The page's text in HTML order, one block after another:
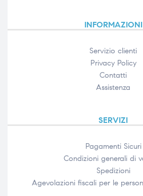
INFORMAZIONI
Servizio clienti
Privacy Policy
Contatti
Assistenza
SERVIZI
Pagamenti Sicuri
Condizioni generali di
Spedizioni
Agevolazioni fiscali per le